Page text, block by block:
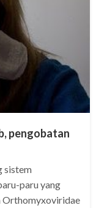
pengobatan
sistem
paru yang
Orthomyxoviridae